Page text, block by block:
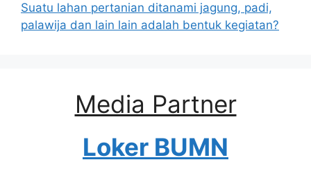
Suatu lahan pertanian ditanami jagung, padi,
palawija dan lain lain adalah bentuk kegiatan?
Media Partner
Loker BUMN